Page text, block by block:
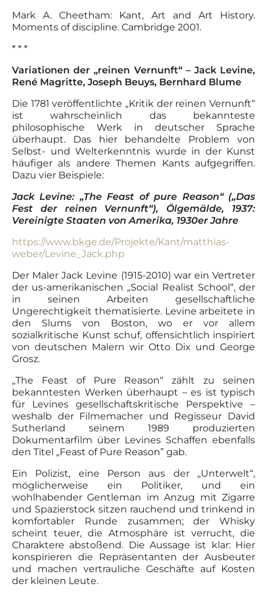
Mark A. Cheetham: Kant, Art and Art History.
Moments of discipline. Cambridge 2001.
* * *
Variationen der „reinen Vernunft“ – Jack Levine,
René Magritte, Joseph Beuys, Bernhard Blume
Die 1781 veröffentlichte „Kritik der reinen Vernunft“
ist wahrscheinlich das bekannteste
philosophische Werk in deutscher Sprache
überhaupt. Das hier behandelte Problem von
Selbst- und Welterkenntnis wurde in der Kunst
häufiger als andere Themen Kants aufgegriffen.
Dazu vier Beispiele:
Jack Levine: „The Feast of pure Reason“ („Das
Fest der reinen Vernunft“), Ölgemälde, 1937:
Vereinigte Staaten von Amerika, 1930er Jahre
https://www.bkge.de/Projekte/Kant/matthias-
weber/Levine_Jack.php
Der Maler Jack Levine (1915-2010) war ein Vertreter
der us-amerikanischen „Social Realist School“, der
in seinen Arbeiten gesellschaftliche
Ungerechtigkeit thematisierte. Levine arbeitete in
den Slums von Boston, wo er vor allem
sozialkritische Kunst schuf, offensichtlich inspiriert
von deutschen Malern wir Otto Dix und George
Grosz.
„The Feast of Pure Reason“ zählt zu seinen
bekanntesten Werken überhaupt – es ist typisch
für Levines gesellschaftskritische Perspektive –
weshalb der Filmemacher und Regisseur David
Sutherland seinem 1989 produzierten
Dokumentarfilm über Levines Schaffen ebenfalls
den Titel „Feast of Pure Reason” gab.
Ein Polizist, eine Person aus der „Unterwelt“,
möglicherweise ein Politiker, und ein
wohlhabender Gentleman im Anzug mit Zigarre
und Spazierstock sitzen rauchend und trinkend in
komfortabler Runde zusammen; der Whisky
scheint teuer, die Atmosphäre ist verrucht, die
Charaktere abstoßend. Die Aussage ist klar: Hier
konspirieren die Repräsentanten der Ausbeuter
und machen vertrauliche Geschäfte auf Kosten
der kleinen Leute.